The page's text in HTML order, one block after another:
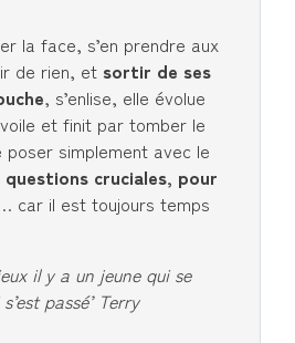
la face, s’en prendre aux
de rien, et sortir de ses
, s’enlise, elle évolue
et finit par tomber le
poser simplement avec le
questions cruciales, pour
car il est toujours temps
il y a un jeune qui se
passé’ Terry